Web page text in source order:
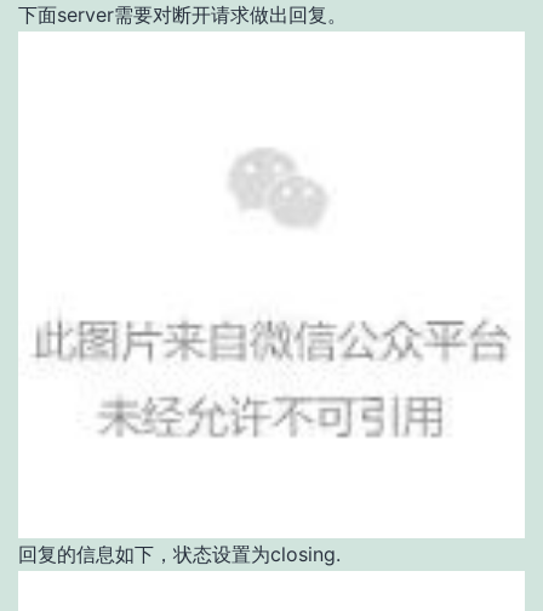
下面server需要对断开请求做出回复。
回复的信息如下，状态设置为closing.